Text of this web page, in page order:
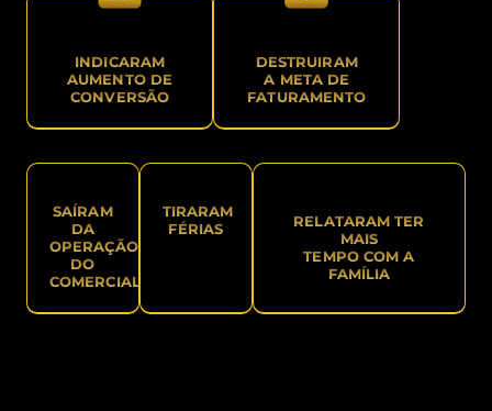
INDICARAM
AUMENTO DE
CONVERSÃO
DESTRUIRAM
A META DE
FATURAMENTO
SAÍRAM
DA
OPERAÇÃO
DO
COMERCIAL
TIRARAM
FÉRIAS
RELATARAM TER
MAIS
TEMPO COM A
FAMÍLIA